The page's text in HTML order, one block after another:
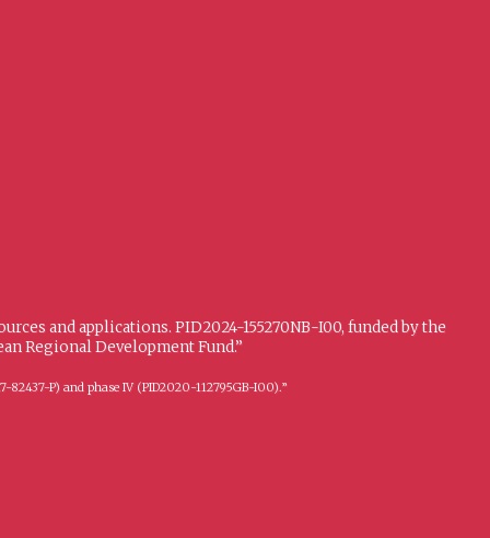
and applications. PID2024-155270NB-I00, funded by the
Regional Development Fund.”
82437-P) and phase IV (PID2020-112795GB-I00).”